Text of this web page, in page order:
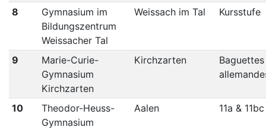
8
Gymnasium im
Bildungszentrum
Weissacher Tal
Weissach im Tal Kursstufe
9
Marie-Curie-
Gymnasium
Kirchzarten
Kirchzarten
Baguettes
10
Theodor-Heuss-
Gymnasium
Aalen 11a & 11bc